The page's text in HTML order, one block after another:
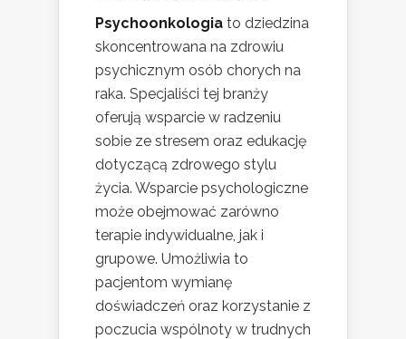
Psychoonkologia to dziedzina
skoncentrowana na zdrowiu
psychicznym osób chorych na
raka. Specjaliści tej branży
oferują wsparcie w radzeniu
sobie ze stresem oraz edukację
dotyczącą zdrowego stylu
życia. Wsparcie psychologiczne
może obejmować zarówno
terapie indywidualne, jak i
grupowe. Umożliwia to
pacjentom wymianę
doświadczeń oraz korzystanie z
poczucia wspólnoty w trudnych